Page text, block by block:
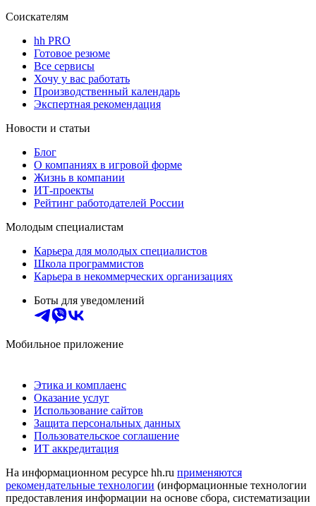
Соискателям
hh PRO
Готовое резюме
Все сервисы
Хочу у вас работать
Производственный календарь
Экспертная рекомендация
Новости и статьи
Блог
О компаниях в игровой форме
Жизнь в компании
ИТ-проекты
Рейтинг работодателей России
Молодым специалистам
Карьера для молодых специалистов
Школа программистов
Карьера в некоммерческих организациях
Боты для уведомлений
Мобильное приложение
Этика и комплаенс
Оказание услуг
Использование сайтов
Защита персональных данных
Пользовательское соглашение
ИТ аккредитация
На информационном ресурсе hh.ru применяются
рекомендательные технологии (информационные технологии
предоставления информации на основе сбора, систематизации